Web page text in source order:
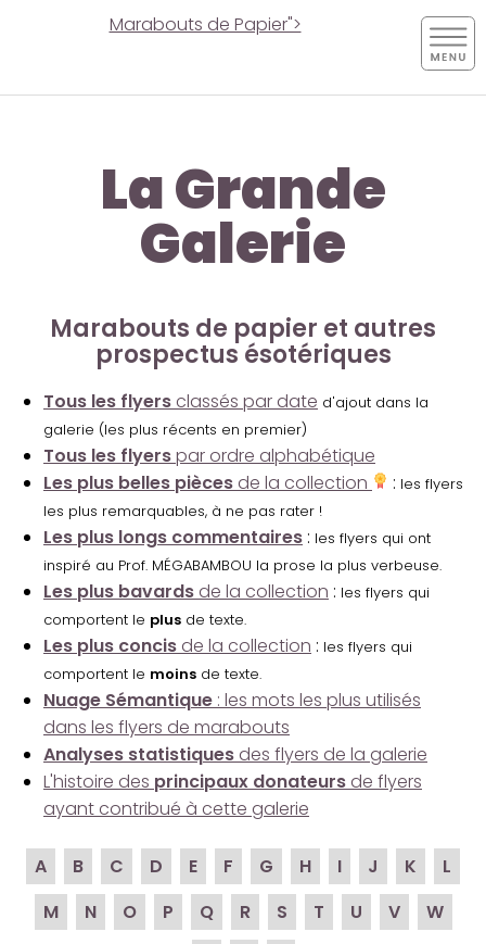
Marabouts de Papier">
La Grande
Galerie
Marabouts de papier et autres
prospectus ésotériques
Tous les flyers classés par date d'ajout dans la
galerie (les plus récents en premier)
Tous les flyerspar ordre alphabétique
Les plus belles pièces de la collection : les flyers
les plus remarquables, à ne pas rater !
Les plus longs commentaires : les flyers qui ont
inspiré au Prof. MÉGABAMBOU la prose la plus verbeuse.
Les plus bavards de la collection : les flyers qui
comportent le plus de texte.
Les plus concis de la collection : les flyers qui
comportent le moins de texte.
Nuage Sémantique : les mots les plus utilisés
dans les flyers de marabouts
Analyses statistiques des flyers de la galerie
L'histoire des principaux donateurs de flyers
ayant contribué à cette galerie
A B C D E F G H I J K
L
M
N O P Q R S T U V
W